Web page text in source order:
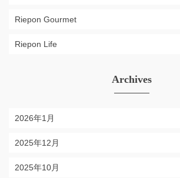
Riepon Gourmet
Riepon Life
Archives
2026年1月
2025年12月
2025年10月